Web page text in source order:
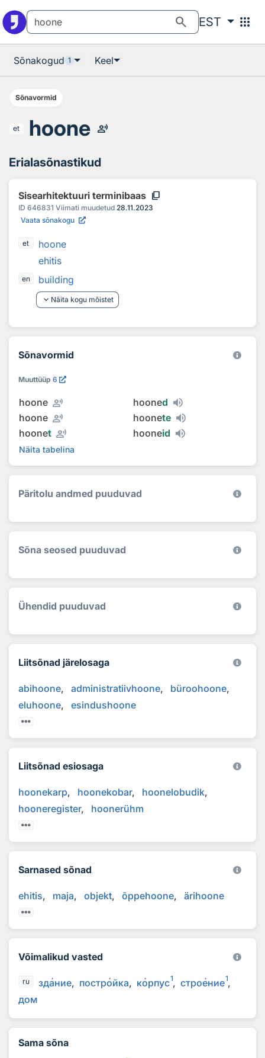
search EST apps
Sõnakogud 1 Keel
Sõnavormid
et hoone record_voice_over
Erialasõnastikud
Sisearhitektuuri terminibaas content_copy
ID 646831 Viimati muudetud 28.11.2023
Vaata sõnakogu
et
hoone
ehitis
en
building
keyboard_arrow_down Näita kogu mõistet
Sõnavormid
Muuttüüp 6
hoone record_voice_over hooned
hoone record_voice_over hoonete
hoonet record_voice_over hooneid
Näita tabelina
Päritolu andmed puuduvad
Sõna seosed puuduvad
Ühendid puuduvad
Liitsõnad järelosaga
abihoone administratiivhoone
büroohoone
eluhoone
esindushoone
Liitsõnad esiosaga
hoonekarp hoonekobar
hoonelobudik
hooneregister
hoonerühm
Sarnased sõnad
ehitis maja objekt õppehoone ärihoone
Võimalikud vasted
ru здание постройка корпус1 строение1
дом
Sama sõna